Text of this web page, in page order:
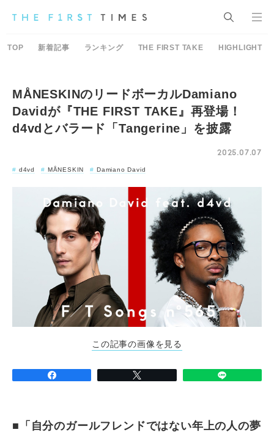
TOP 新着記事 ランキング THE FIRST TAKE HIGHLIGHT
MÅNESKINのリードボーカルDamiano
Davidが『THE FIRST TAKE』再登場！
d4vdとバラード「Tangerine」を披露
2025.07.07
d4vd MÅNESKIN Damiano David
この記事の画像を見る
■「自分のガールフレンドではない年上の人の夢